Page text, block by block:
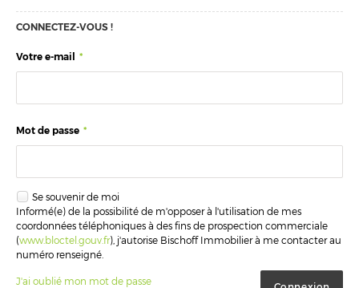
CONNECTEZ-VOUS !
Votre e-mail *
Mot de passe *
Se souvenir de moi
Informé(e) de la possibilité de m'opposer à l'utilisation de mes
coordonnées téléphoniques à des fins de prospection commerciale
(www.bloctel.gouv.fr), j'autorise Bischoff Immobilier à me contacter au
numéro renseigné.
J'ai oublié mon mot de passe